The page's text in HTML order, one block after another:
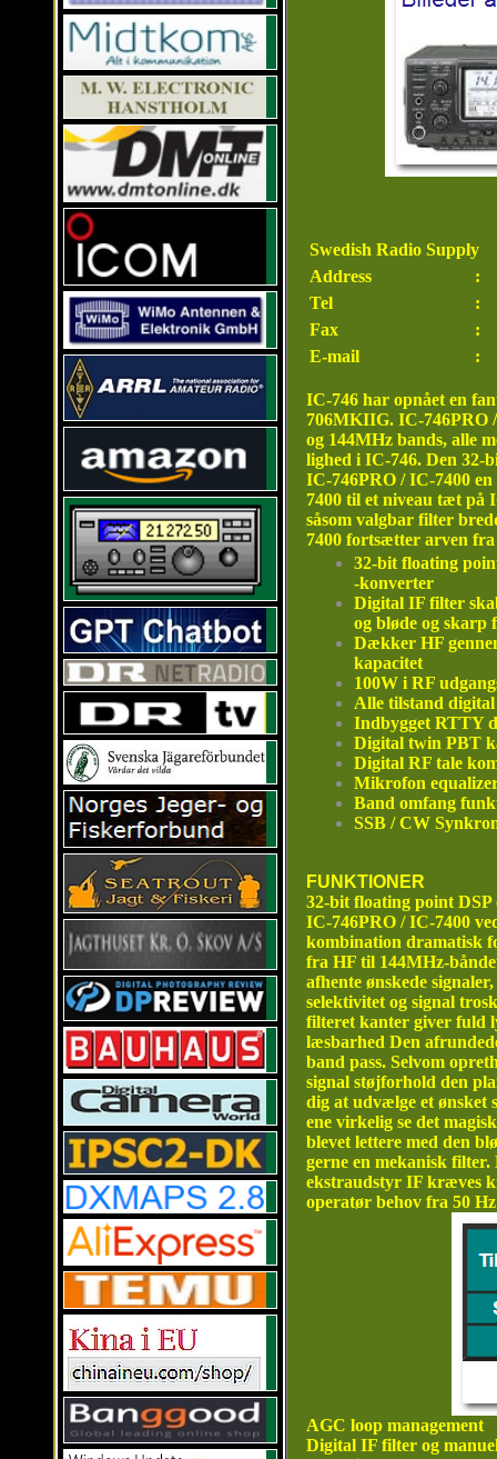
Swedish Radio Supply
Address
:
Tel
:
Fax
:
E-mail
:
IC-746 har opnået en
706MKIIG. IC-746PRO
og 144MHz bands, alle
lighed i IC-746. Den 32-
IC-746PRO / IC-7400
7400 til et niveau tæt på
såsom valgbar filter
7400 fortsætter arven
32-bit floating
-konverter
Digital IF filter
og bløde og skarp
Dækker HF
kapacitet
100W i RF
Alle tilstand
Indbygget RTTY
Digital twin PBT
Digital RF tale
Mikrofon
Band omfang
SSB / CW
FUNKTIONER
32-bit floating point
IC-746PRO / IC-7400
kombination dramatisk
fra HF til 144MHz-
afhente ønskede
selektivitet og signal
filteret kanter giver fuld
læsbarhed Den
band pass. Selvom
signal støjforhold den
dig at udvælge et ønsket
ene virkelig se det
blevet lettere med den
gerne en mekanisk
ekstraudstyr IF kræves
operatør behov fra 50
AGC loop management
Digital IF filter og